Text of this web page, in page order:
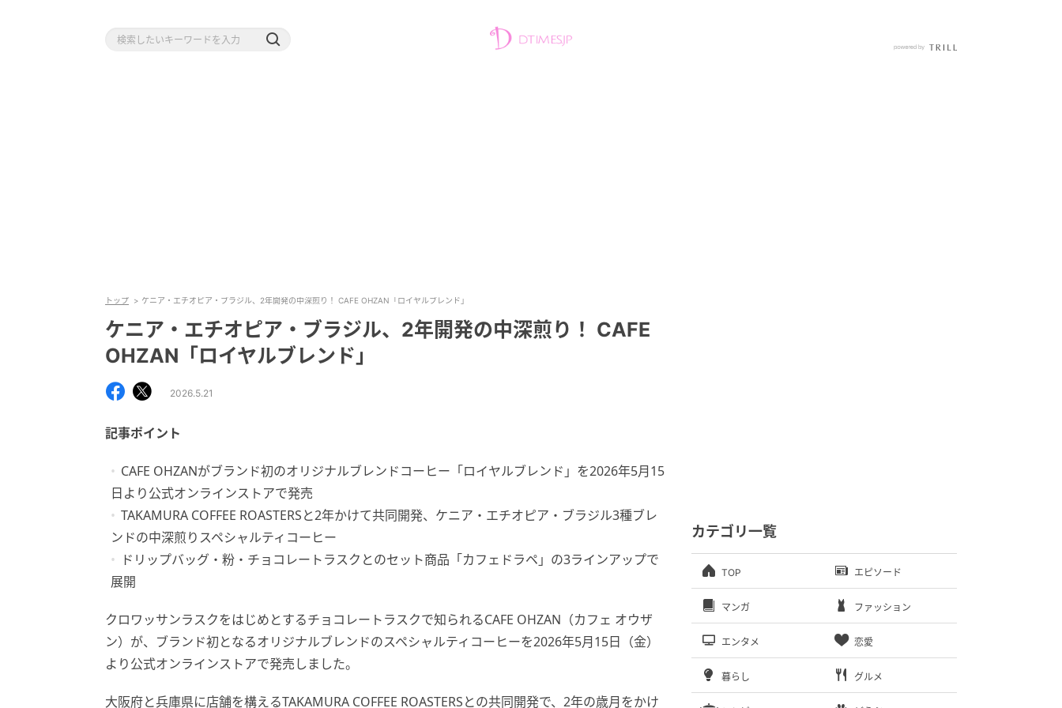
トップ ケニア・エチオピア・ブラジル、2年開発の中深煎り！ CAFE OHZAN「ロイヤルブレンド」
ケニア・エチオピア・ブラジル、2年開発の中深煎り！ CAFE
OHZAN「ロイヤルブレンド」
2026.5.21
記事ポイント
CAFE OHZANがブランド初のオリジナルブレンドコーヒー「ロイヤルブレンド」を2026年5月15
日より公式オンラインストアで発売
TAKAMURA COFFEE ROASTERSと2年かけて共同開発、ケニア・エチオピア・ブラジル3種ブレ
ンドの中深煎りスペシャルティコーヒー
ドリップバッグ・粉・チョコレートラスクとのセット商品「カフェドラペ」の3ラインアップで
展開
クロワッサンラスクをはじめとするチョコレートラスクで知られるCAFE OHZAN（カフェ オウザ
ン）が、ブランド初となるオリジナルブレンドのスペシャルティコーヒーを2026年5月15日（金）
より公式オンラインストアで発売しました。
大阪府と兵庫県に店舗を構えるTAKAMURA COFFEE ROASTERSとの共同開発で、2年の歳月をかけ
カテゴリ一覧
TOP エピソード
マンガ ファッション
エンタメ 恋愛
暮らし グルメ